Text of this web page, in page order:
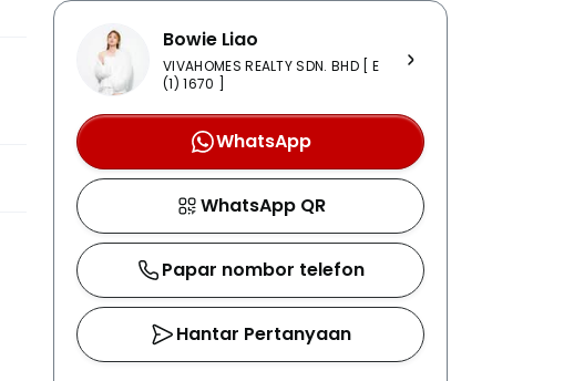
Bowie Liao
VIVAHOMES REALTY SDN. BHD [ E
(1) 1670 ]
WhatsApp
WhatsApp QR
Papar nombor telefon
Hantar Pertanyaan